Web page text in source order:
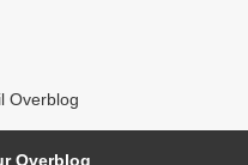
Overblog
Overblog